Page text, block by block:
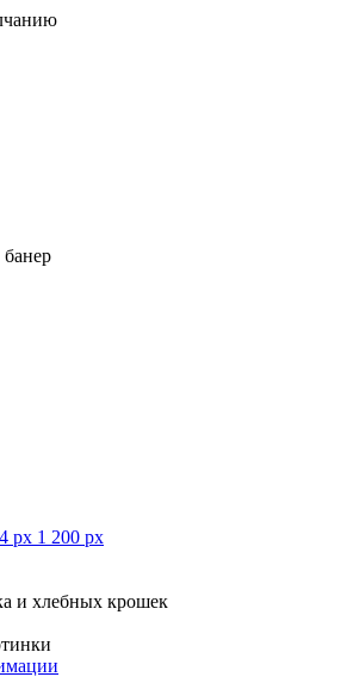
px 1 200 px
и хлебных крошек